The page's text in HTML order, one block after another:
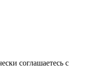
соглашаетесь с